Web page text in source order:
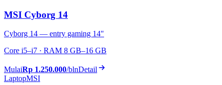
MSI Cyborg 14
Cyborg 14 — entry gaming 14"
Core i5–i7 · RAM 8 GB–16 GB
MulaiRp 1.250.000/blnDetail
LaptopMSI